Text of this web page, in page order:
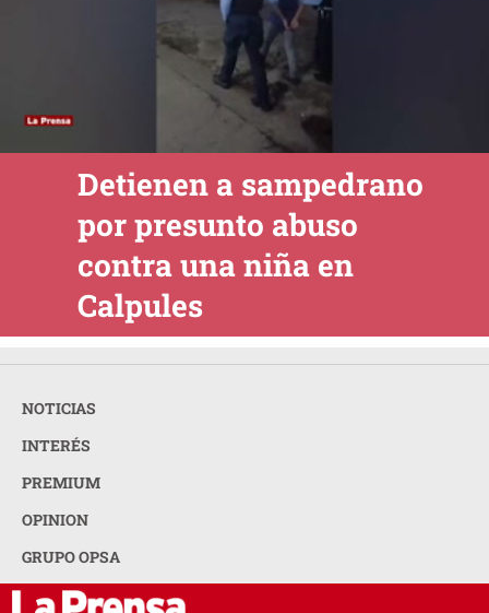
Detienen a sampedrano
por presunto abuso
contra una niña en
Calpules
NOTICIAS
INTERÉS
PREMIUM
OPINION
GRUPO OPSA